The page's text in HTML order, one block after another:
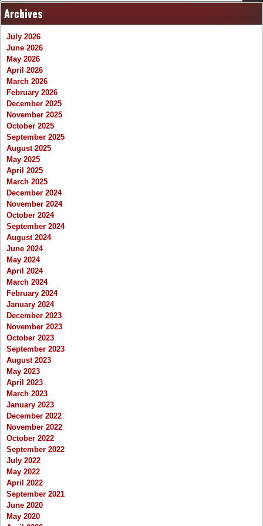
Archives
July 2026
June 2026
May 2026
April 2026
March 2026
February 2026
December 2025
November 2025
October 2025
September 2025
August 2025
May 2025
April 2025
March 2025
December 2024
November 2024
October 2024
September 2024
August 2024
June 2024
May 2024
April 2024
March 2024
February 2024
January 2024
December 2023
November 2023
October 2023
September 2023
August 2023
May 2023
April 2023
March 2023
January 2023
December 2022
November 2022
October 2022
September 2022
July 2022
May 2022
April 2022
September 2021
June 2020
May 2020